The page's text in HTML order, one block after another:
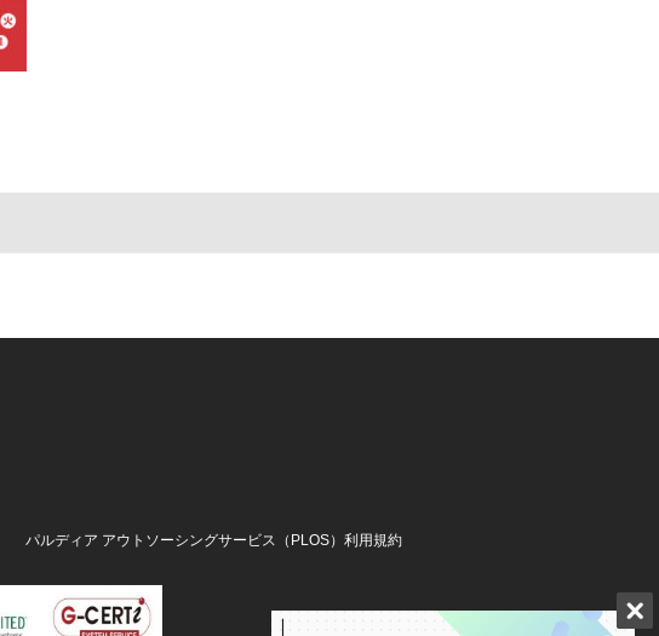
パルディア アウトソーシングサービス（PLOS）利用規約